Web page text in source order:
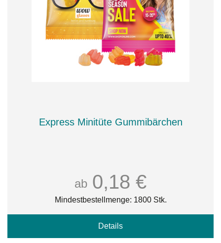
Express Minitüte Gummibärchen
ab 0,18 €
Mindestbestellmenge: 1800 Stk.
Details